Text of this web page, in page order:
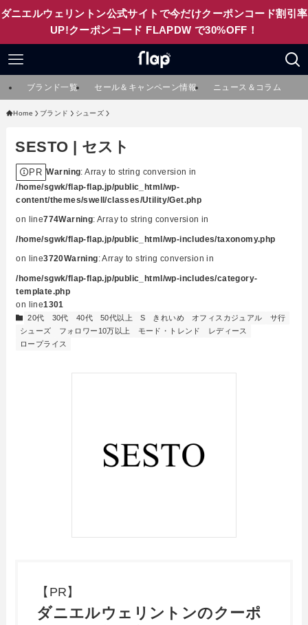
ダニエルウェリントン公式サイトで今だけクーポンコード割引率
UP!クーポンコード FLAPDW で30%OFF！
ブランド一覧 セール＆キャンペーン情報 ニュース＆コラム
Home ブランド シューズ
SESTO | セスト
PR Warning: Array to string conversion in
/home/sgwk/flap-flap.jp/public_html/wp-
content/themes/swell/classes/Utility/Get.php
on line774Warning: Array to string conversion in
/home/sgwk/flap-flap.jp/public_html/wp-includes/taxonomy.php
on line3720Warning: Array to string conversion in
/home/sgwk/flap-flap.jp/public_html/wp-includes/category-
template.php
on line1301
20代 30代 40代 50代以上 S きれいめ オフィスカジュアル
サ行
シューズ
フォロワー10万以上 モード・トレンド
レディース
ロープライス
【PR】
ダニエルウェリントンのクーポ